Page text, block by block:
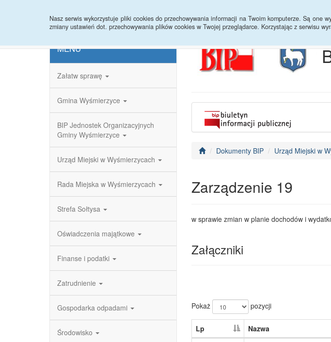
Nasz serwis wykorzystuje pliki cookies do przechowywania informacji na Twoim komputerze. Są one
zmiany ustawień dot. przechowywania plików cookies w Twojej przeglądarce. Korzystając z serwisu
MENU
Załatw sprawę
Gmina Wyśmierzyce
BIP Jednostek Organizacyjnych
Gminy Wyśmierzyce
Urząd Miejski w Wyśmierzycach
Rada Miejska w Wyśmierzycach
Strefa Sołtysa
Oświadczenia majątkowe
Finanse i podatki
Zatrudnienie
Gospodarka odpadami
Środowisko
Dokumenty BIP Urząd Miejski w
Zarządzenie 19
w sprawie zmian w planie dochodów i
Załączniki
Pokaż pozycji
Lp Nazwa